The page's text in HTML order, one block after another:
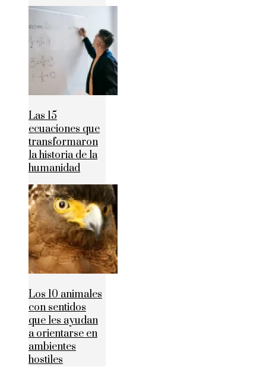
Las 15
ecuaciones que
transformaron
la historia de la
humanidad
Los 10 animales
con sentidos
que les ayudan
a orientarse en
ambientes
hostiles